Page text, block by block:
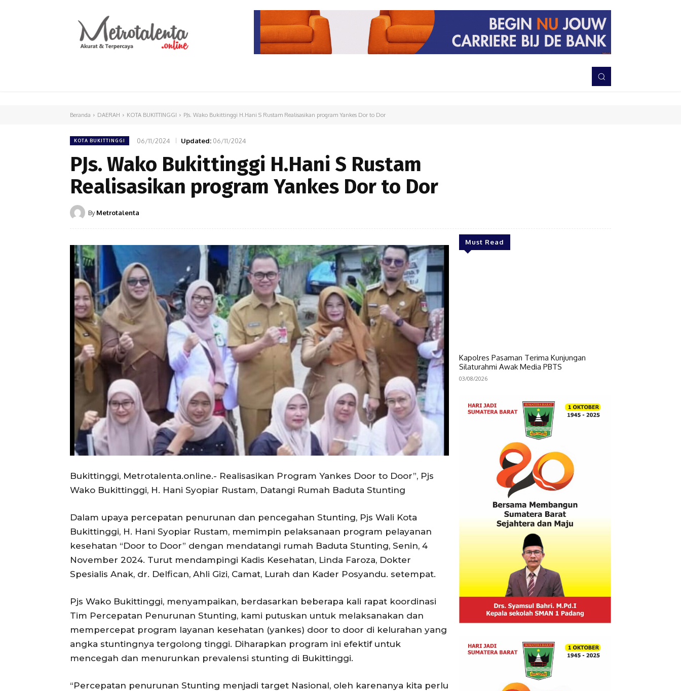
TNI-POLRI
Beranda DAERAH KOTA BUKITTINGGI PJs. Wako Bukittinggi H.Hani S Rustam Realisasikan program Yankes Dor to Dor
KOTA BUKITTINGGI 06/11/2024 Updated: 06/11/2024
PJs. Wako Bukittinggi H.Hani S Rustam
Realisasikan program Yankes Dor to Dor
By Metrotalenta
Bukittinggi, Metrotalenta.online.- Realisasikan Program Yankes Door to Door”, Pjs
Wako Bukittinggi, H. Hani Syopiar Rustam, Datangi Rumah Baduta Stunting
Dalam upaya percepatan penurunan dan pencegahan Stunting, Pjs Wali Kota
Bukittinggi, H. Hani Syopiar Rustam, memimpin pelaksanaan program pelayanan
kesehatan “Door to Door” dengan mendatangi rumah Baduta Stunting, Senin, 4
November 2024. Turut mendampingi Kadis Kesehatan, Linda Faroza, Dokter
Spesialis Anak, dr. Delfican, Ahli Gizi, Camat, Lurah dan Kader Posyandu. setempat.
Pjs Wako Bukittinggi, menyampaikan, berdasarkan beberapa kali rapat koordinasi
Tim Percepatan Penurunan Stunting, kami putuskan untuk melaksanakan dan
mempercepat program layanan kesehatan (yankes) door to door di kelurahan yang
angka stuntingnya tergolong tinggi. Diharapkan program ini efektif untuk
mencegah dan menurunkan prevalensi stunting di Bukittinggi.
“Percepatan penurunan Stunting menjadi target Nasional, oleh karenanya kita perlu
Must Read
Kapolres Pasaman Terima Kunjungan
Silaturahmi Awak Media PBTS
03/08/2026